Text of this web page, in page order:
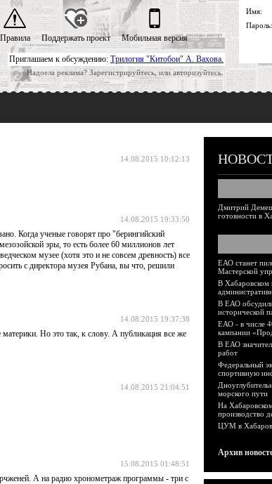
Приглашаем к обсуждению: Трилогия "Китобои" А. Вахова.
Надоела реклама? Зарегистрируйтесь, или авторизуйтесь.
Правила Поддержать проект Мобильная версия
Имя:
Пароль:
14.08.2015 10:12:13
14.08.2015 19:33:50
Когда ученые говорят про "берингийский
эры, то есть более 60 миллионов лет
музее (хотя это и не совсем древность) все
с директора музея Рубана, вы что, решили
14.08.2015 19:37:38
Но это так, к слову. А публикация все же
14.08.2015 21:04:51
15.08.2015 01:48:51
А на радио хронометраж программы - три с
Дмитрий
готовности в
ЕАО станет
Мастерской
В Хабаровском
В ЕАО
исторической
ЕАО - в числе
кампании
В ЕАО
работ
Федеральный
спортивную
морского пути
На
производство
ЦУМ в
Архив